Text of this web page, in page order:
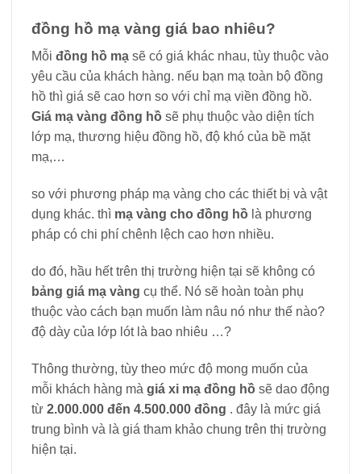
đồng hồ mạ vàng giá bao nhiêu?
Mỗi đồng hồ mạ sẽ có giá khác nhau, tùy thuộc vào
yêu cầu của khách hàng. nếu bạn mạ toàn bộ đồng
hồ thì giá sẽ cao hơn so với chỉ mạ viền đồng hồ.
Giá mạ vàng đồng hồ sẽ phụ thuộc vào diện tích
lớp mạ, thương hiệu đồng hồ, độ khó của bề mặt
mạ,…
so với phương pháp mạ vàng cho các thiết bị và vật
dụng khác. thì mạ vàng cho đồng hồ là phương
pháp có chi phí chênh lệch cao hơn nhiều.
do đó, hầu hết trên thị trường hiện tại sẽ không có
bảng giá mạ vàng cụ thể. Nó sẽ hoàn toàn phụ
thuộc vào cách bạn muốn làm nâu nó như thế nào?
độ dày của lớp lót là bao nhiêu …?
Thông thường, tùy theo mức độ mong muốn của
mỗi khách hàng mà giá xi mạ đồng hồ sẽ dao động
từ 2.000.000 đến 4.500.000 đồng . đây là mức giá
trung bình và là giá tham khảo chung trên thị trường
hiện tại.